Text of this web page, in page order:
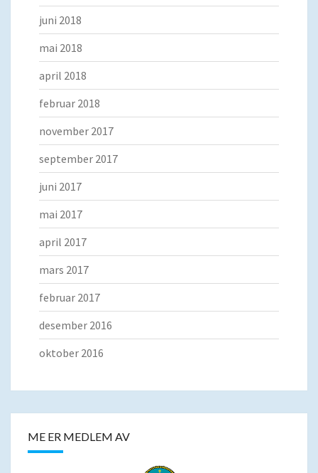
juni 2018
mai 2018
april 2018
februar 2018
november 2017
september 2017
juni 2017
mai 2017
april 2017
mars 2017
februar 2017
desember 2016
oktober 2016
ME ER MEDLEM AV